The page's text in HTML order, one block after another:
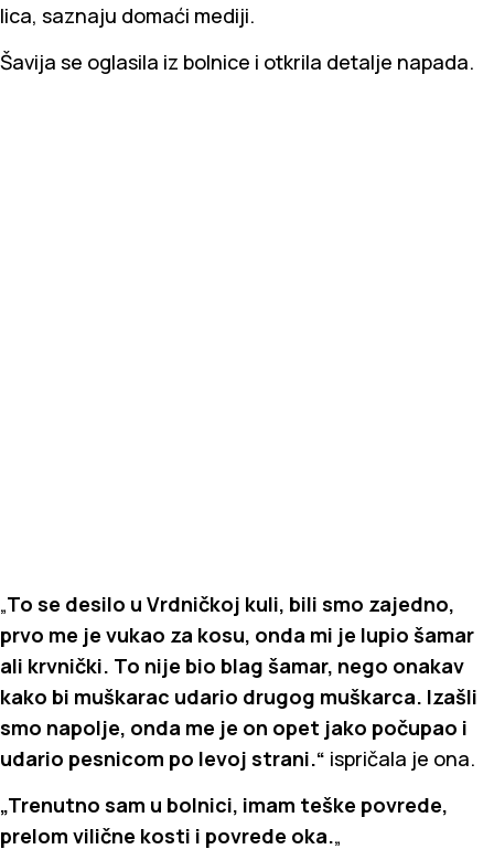
lica, saznaju domaći mediji.
Šavija se oglasila iz bolnice i otkrila detalje napada.
„To se desilo u Vrdničkoj kuli, bili smo zajedno,
prvo me je vukao za kosu, onda mi je lupio šamar
ali krvnički. To nije bio blag šamar, nego onakav
kako bi muškarac udario drugog muškarca. Izašli
smo napolje, onda me je on opet jako počupao i
udario pesnicom po levoj strani.“ ispričala je ona.
„Trenutno sam u bolnici, imam teške povrede,
prelom vilične kosti i povrede oka.„